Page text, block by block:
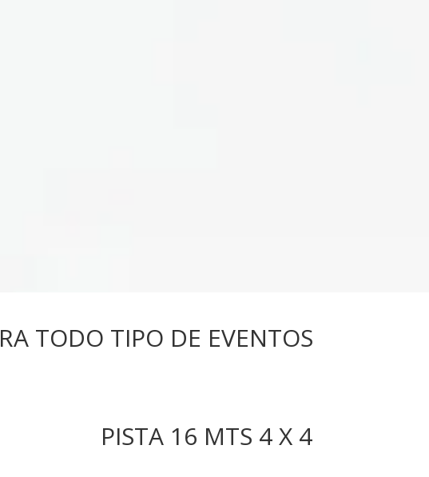
TODO TIPO DE EVENTOS
PISTA 16 MTS 4 X 4